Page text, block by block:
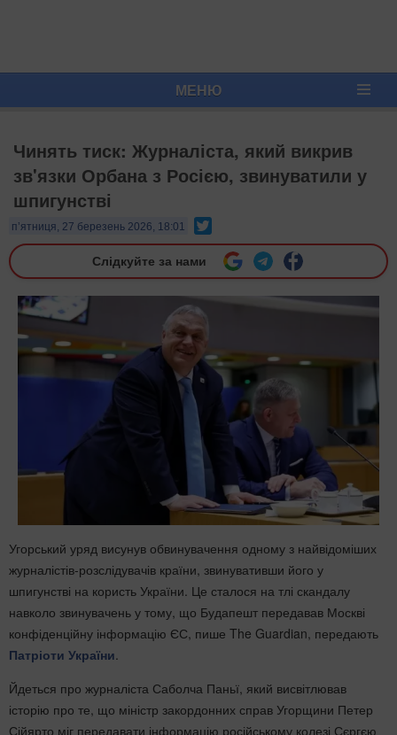
МЕНЮ
Чинять тиск: Журналіста, який викрив
зв'язки Орбана з Росією, звинуватили у
шпигунстві
п’ятниця, 27 березень 2026, 18:01
Слідкуйте за нами
Угорський уряд висунув обвинувачення одному з найвідоміших
журналістів-розслідувачів країни, звинувативши його у
шпигунстві на користь України. Це сталося на тлі скандалу
навколо звинувачень у тому, що Будапешт передавав Москві
конфіденційну інформацію ЄС, пише The Guardian, передають
Патріоти України.
Йдеться про журналіста Саболча Паньї, який висвітлював
історію про те, що міністр закордонних справ Угорщини Петер
Сійярто міг передавати інформацію російському колезі Сєргєю